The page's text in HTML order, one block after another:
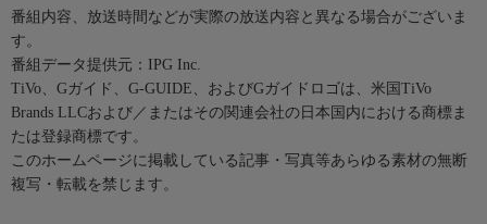
番組内容、放送時間などが実際の放送内容と異なる場合がございま
す。
番組データ提供元：IPG Inc.
TiVo、Gガイド、G-GUIDE、およびGガイドロゴは、米国TiVo
Brands LLCおよび／またはその関連会社の日本国内における商標ま
たは登録商標です。
このホームページに掲載している記事・写真等あらゆる素材の無断
複写・転載を禁じます。